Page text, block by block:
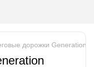
дорожки Generation